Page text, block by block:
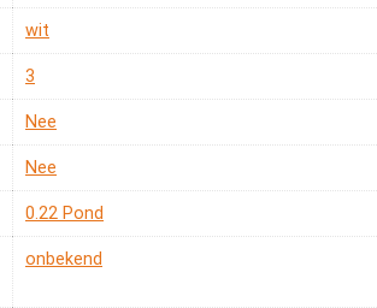
‎wit
‎3
‎Nee
‎Nee
‎0.22 Pond
‎onbekend